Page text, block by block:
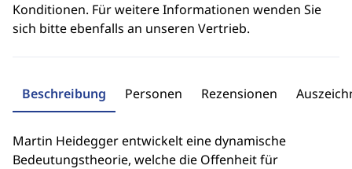
Konditionen. Für weitere Informationen wenden Sie
sich bitte ebenfalls an unseren Vertrieb.
Beschreibung Personen Rezensionen
Martin Heidegger entwickelt eine dynamische
Bedeutungstheorie, welche die Offenheit für